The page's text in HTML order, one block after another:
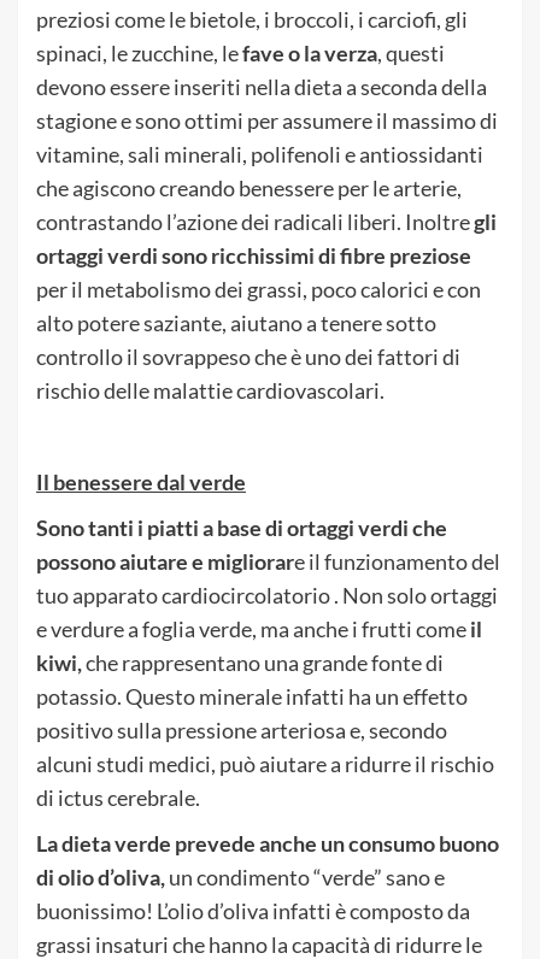
preziosi come le bietole, i broccoli, i carciofi, gli
spinaci, le zucchine, lefave o la verza, questi
devono essere inseriti nella dieta a seconda della
stagione e sono ottimi per assumere il massimo di
vitamine, sali minerali, polifenoli e antiossidanti
che agiscono creando benessere per le arterie,
contrastando l’azione dei radicali liberi. Inoltregli
ortaggi verdi sono ricchissimi di fibre preziose
per il metabolismo dei grassi, poco calorici e con
alto potere saziante, aiutano a tenere sotto
controllo il sovrappeso che è uno dei fattori di
rischio delle malattie cardiovascolari.
Il benessere dal verde
Sono tanti i piatti a base di ortaggi verdi che
possono aiutare e migliorare il funzionamento del
tuo apparato cardiocircolatorio . Non solo ortaggi
e verdure a foglia verde, ma anche i frutti comeil
kiwi,che rappresentano una grande fonte di
potassio. Questo minerale infatti ha un effetto
positivo sulla pressione arteriosa e, secondo
alcuni studi medici, può aiutare a ridurre il rischio
di ictus cerebrale.
La dieta verde prevede anche un consumo buono
di olio d’oliva,un condimento “verde” sano e
buonissimo! L’olio d’oliva infatti è composto da
grassi insaturi che hanno la capacità di ridurre le